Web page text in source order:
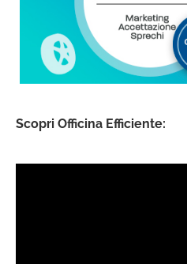
Scopri Officina Efficiente: